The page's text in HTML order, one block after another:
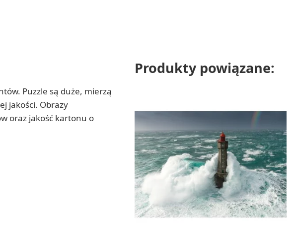
Puzzle są duże, mierzą
jakości. Obrazy
oraz jakość kartonu o
Produkty powiązane: